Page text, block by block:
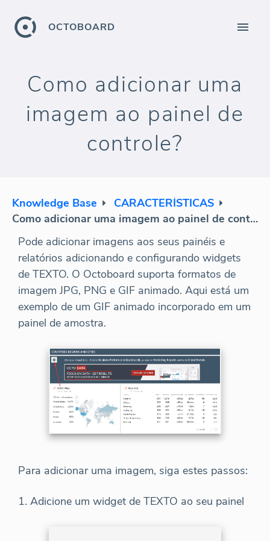
OCTOBOARD
Como adicionar uma
imagem ao painel de
controle?
Knowledge Base
CARACTERÍSTICAS
Como adicionar uma imagem ao painel de controle?
Pode adicionar imagens aos seus painéis e
relatórios adicionando e configurando widgets
de TEXTO. O Octoboard suporta formatos de
imagem JPG, PNG e GIF animado. Aqui está um
exemplo de um GIF animado incorporado em um
painel de amostra.
Para adicionar uma imagem, siga estes passos:
1. Adicione um widget de TEXTO ao seu painel